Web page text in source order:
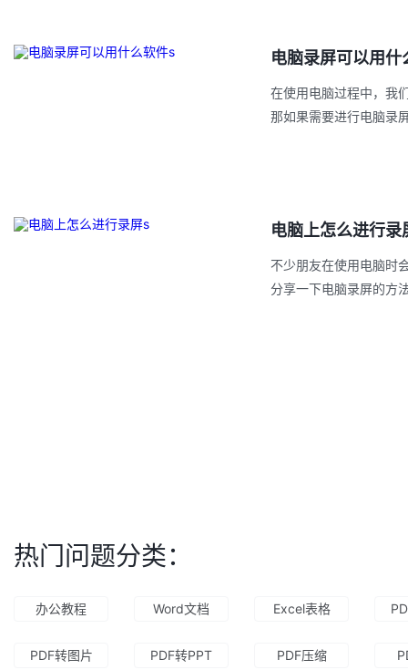
电脑录屏可以用什
在使用电脑过程中，我
那如果需要进行电脑录
电脑上怎么进行录
不少朋友在使用电脑时
分享一下电脑录屏的方
热门问题分类：
办公教程 Word文档 Excel表格
PDF转图片 PDF转PPT PDF压缩